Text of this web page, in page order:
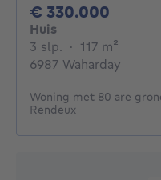
€ 330.000
Huis
3 slp. 3 slaapkamers
· 117 m²
6987 Waharday
Woning met 80 are
Rendeux